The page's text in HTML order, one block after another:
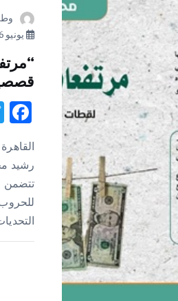
يونيو 6, 2026
رشيد
تتضمن